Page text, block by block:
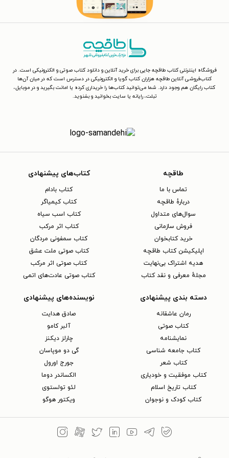
فروشگاه اینترنتی کتاب طاقچه جایی برای خرید آنلاین و دانلود کتاب صوتی و الکترونیکی است. در
کتاب‌فروشی آنلاین طاقچه هزاران کتاب گویا و الکترونیکی در دسترس است که در میان آن‌ها
کتاب رایگان هم وجود دارد. شما می‌توانید کتاب‌ها را خریداری کرده یا امانت بگیرید و در موبایل،
تبلت، رایانه یا سایت بخوانید و بشنوید.
طاقچه
تماس با ما
دربارهٔ طاقچه
سوال‌های متداول
فروش سازمانی
خرید کتابخوان
اپلیکیشن کتاب طاقچه
هدیه اشتراک بی‌نهایت
مجلهٔ معرفی و نقد کتاب
کتاب‌های پیشنهادی
کتاب بادام
کتاب کیمیاگر
کتاب اسب سیاه
کتاب اثر مرکب
کتاب سمفونی مردگان
کتاب صوتی ملت عشق
کتاب صوتی اثر مرکب
کتاب صوتی عادت‌های اتمی
دسته بندی پیشنهادی
رمان عاشقانه
کتاب‌ صوتی
نمایشنامه
کتاب جامعه شناسی
کتاب شعر
کتاب موفقیت و خودیاری
کتاب تاریخ اسلام
کتاب کودک و نوجوان
نویسنده‌های پیشنهادی
صادق هدایت
آلبر کامو
چارلز دیکنز
گی دو موپاسان
جورج اورول
الکساندر دوما
لئو تولستوی
ویکتور هوگو